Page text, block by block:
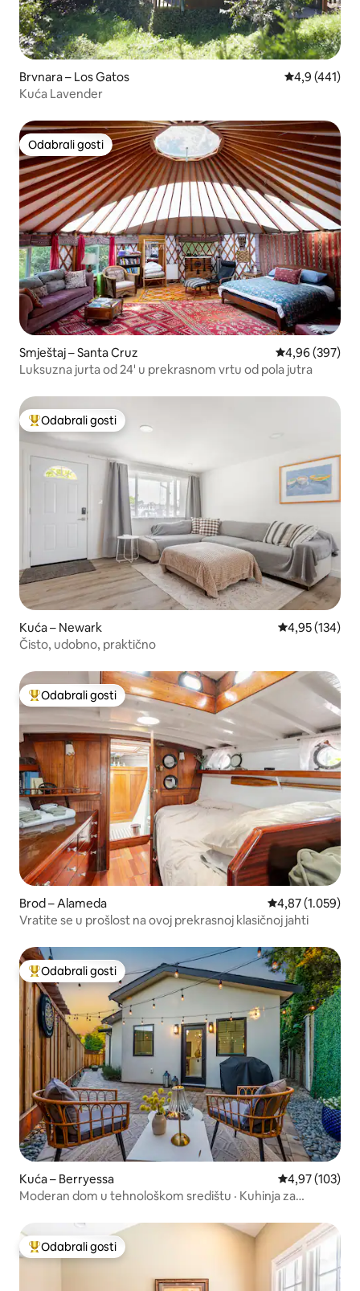
Brvnara – Los Gatos Prosječna
4,9 (441)
Kuća Lavender
Odabrali gosti
Odabrali gosti
Smještaj – Santa Cruz Prosječna
4,96 (397)
Luksuzna jurta od 24' u prekrasnom vrtu od pola jutra
Među najviše rangiranima s oznakom „Odabrali gosti”
Odabrali gosti
Kuća – Newark Prosječna
4,95 (134)
Čisto, udobno, praktično
Među najviše rangiranima s oznakom „Odabrali gosti”
Odabrali gosti
Brod – Alameda Prosječna
4,87 (1.059)
Vratite se u prošlost na ovoj prekrasnoj klasičnoj jahti
Među najviše rangiranima s oznakom „Odabrali gosti”
Odabrali gosti
Kuća – Berryessa Prosječna
4,97 (103)
Moderan dom u tehnološkom središtu · Kuhinja za
Među najviše rangiranima s oznakom „Odabrali gosti”
Odabrali gosti